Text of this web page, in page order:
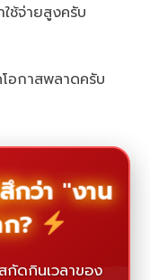
ใช้จ่ายสูงครับ
อกาสพลาดครับ
กว่า "งาน
?
กัดกินเวลาของ